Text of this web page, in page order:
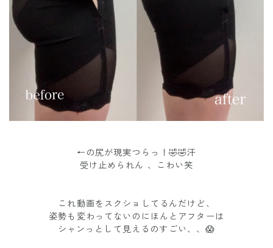
←の尻が現実つらっ！🤣🤣汗
受け止められん 、こわい笑
これ動画をスクショしてるんだけど、
姿勢も変わってないのにほんとアフターは
シャンっとして見えるのすごい、、😱